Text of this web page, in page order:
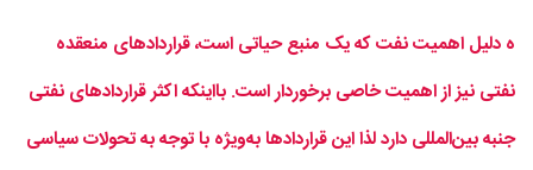
ه دلیل اهمیت نفت که یک منبع حیاتی است، قراردادهای منعقده
نفتی نیز از اهمیت خاصی برخوردار است. بااینکه اکثر قراردادهای نفتی
جنبه بین‌المللی دارد لذا این قراردادها به‌ویژه با توجه به تحولات سیاسی